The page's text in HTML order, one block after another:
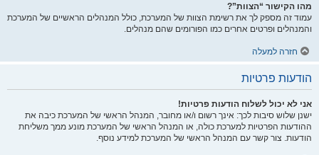
מהו הקישור “הצוות”?
עמוד זה מספק לך את רשימת הצוות של המערכת, כולל המנהלים הראשיים של המערכת
והמנהלים ופרטים אחרים כמו הפורומים שהם מנהלים.
חזרה למעלה
הודעות פרטיות
אני לא יכול לשלוח הודעות פרטיות!
ישנן שלוש סיבות לכך: אינך רשום ו/או מחובר, המנהל הראשי של המערכת כיבה את
ההודעות הפרטיות למערכת כולה, או המנהל הראשי של המערכת מונע ממך משליחת
הודעות. צור קשר עם המנהל הראשי של המערכת למידע נוסף.